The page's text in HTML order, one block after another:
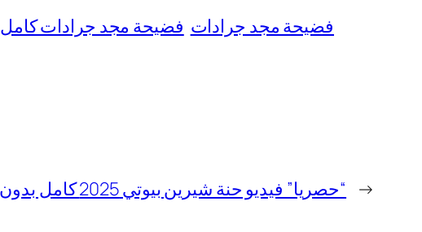
فضيحة مجد جرادات فضيحة مجد جرادات كامل
← “حصريا” فيديو حنة شيرين بيوتي 2025 كامل بدون حذف